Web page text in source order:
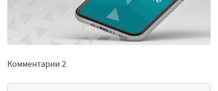
Комментарии 2